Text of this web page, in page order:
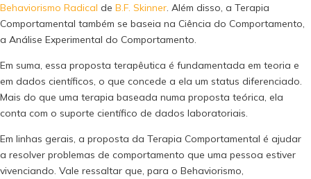
Behaviorismo Radical de B.F. Skinner. Além disso, a Terapia
Comportamental também se baseia na Ciência do Comportamento,
a Análise Experimental do Comportamento.
Em suma, essa proposta terapêutica é fundamentada em teoria e
em dados científicos, o que concede a ela um status diferenciado.
Mais do que uma terapia baseada numa proposta teórica, ela
conta com o suporte científico de dados laboratoriais.
Em linhas gerais, a proposta da Terapia Comportamental é ajudar
a resolver problemas de comportamento que uma pessoa estiver
vivenciando. Vale ressaltar que, para o Behaviorismo,